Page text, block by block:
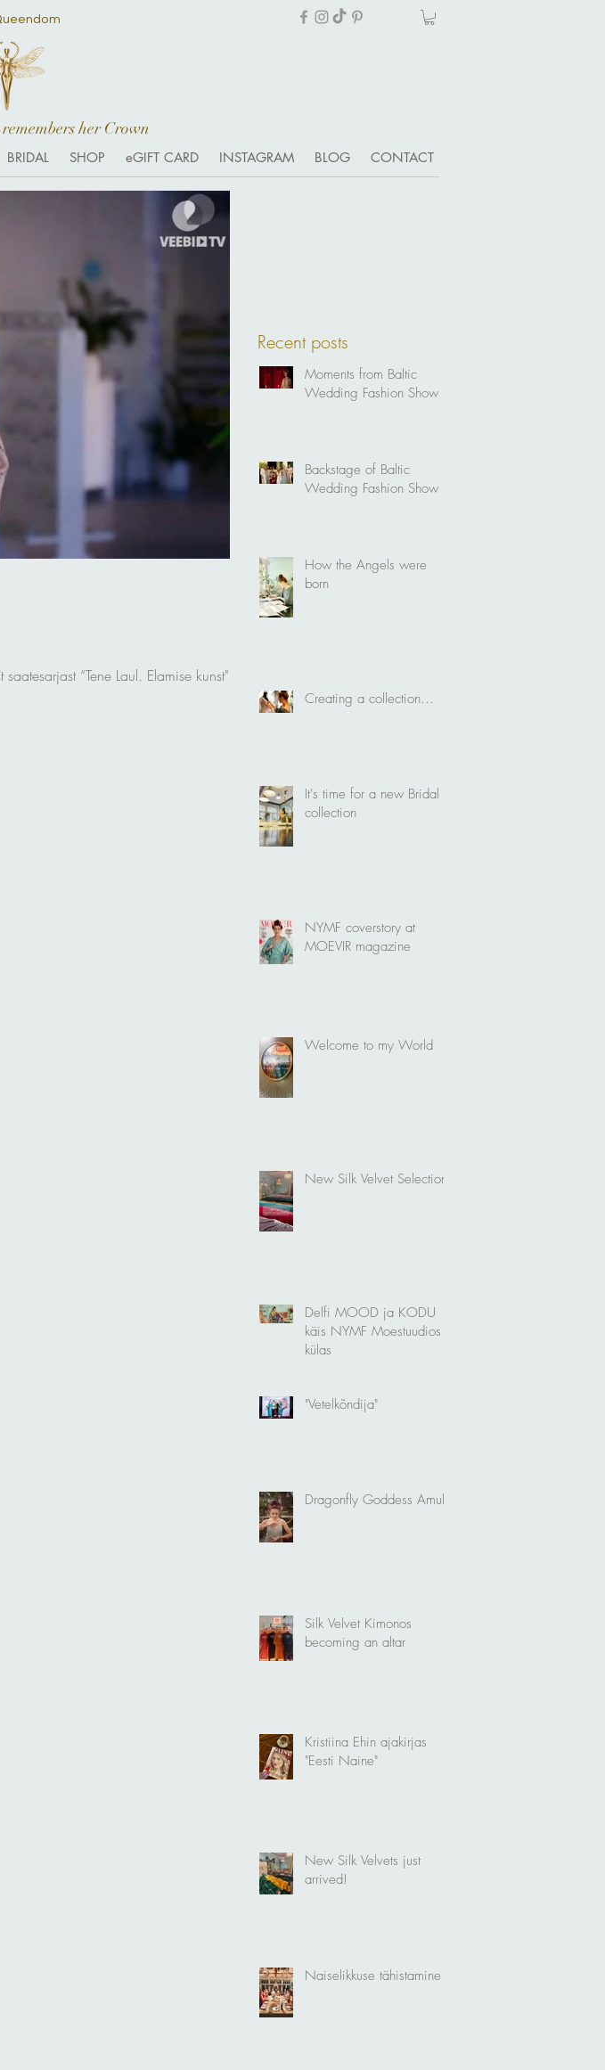
her Crown
BRIDAL SHOP eGIFT CARD INSTAGRAM BLOG CONTACT
“Tene Laul. Elamise kunst".
Recent posts
Moments from Baltic
Wedding Fashion Show
Backstage of Baltic
Wedding Fashion Show
How the Angels were
born
Creating a collection...
It's time for a new Bridal
collection
NYMF coverstory at
MOEVIR magazine
Welcome to my World
New Silk Velvet Selection
Delfi MOOD ja KODU
käis NYMF Moestuudios
külas
"Vetelkõndija"
Dragonfly Goddess Amulet
Silk Velvet Kimonos
becoming an altar
Kristiina Ehin ajakirjas
"Eesti Naine"
New Silk Velvets just
arrived!
Naiselikkuse tähistamine